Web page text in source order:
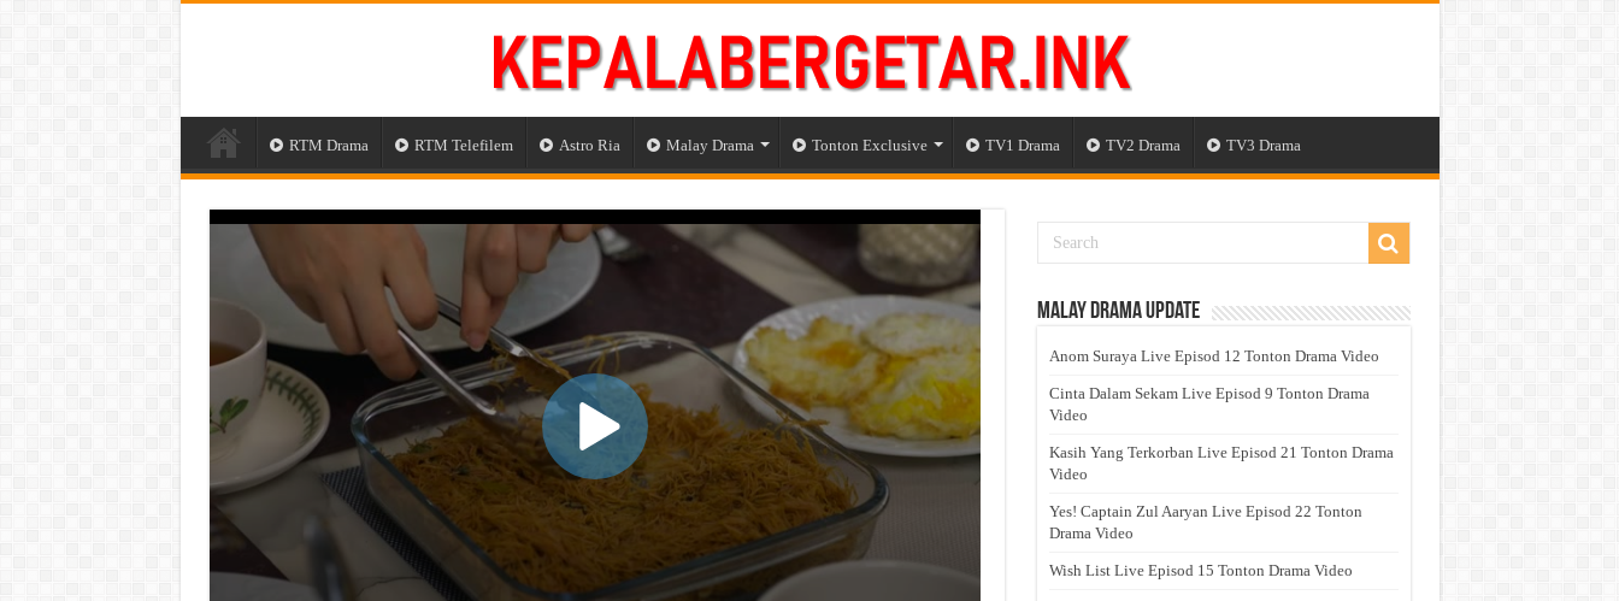
RTM Drama RTM Telefilem Astro Ria Malay Drama Tonton Exclusive TV1 Drama TV2 Drama TV3 Drama
Malay Drama Update
Anom Suraya Live Episod 12 Tonton Drama Video
Cinta Dalam Sekam Live Episod 9 Tonton Drama
Video
Kasih Yang Terkorban Live Episod 21 Tonton Drama
Video
Yes! Captain Zul Aaryan Live Episod 22 Tonton
Drama Video
Wish List Live Episod 15 Tonton Drama Video